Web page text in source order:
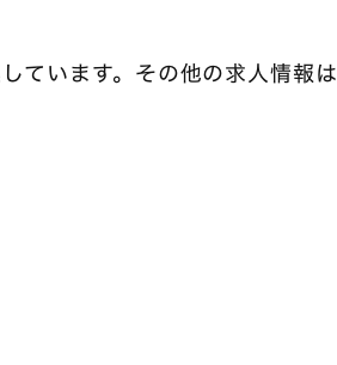
ています。その他の求人情報は